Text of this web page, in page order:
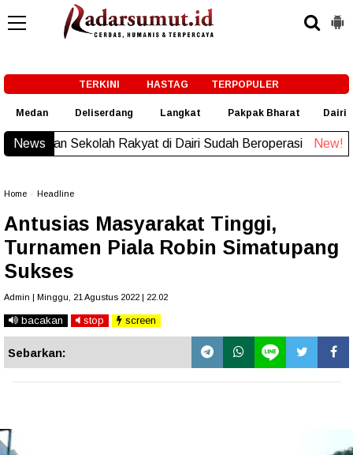
TERKINI HASTAG TERPOPULER
Medan Deliserdang Langkat Pakpak Bharat Dairi
News Sekolah Rakyat di Dairi Sudah Beroperasi New!
Home Headline
Antusias Masyarakat Tinggi,
Turnamen Piala Robin Simatupang
Sukses
Admin | Minggu, 21 Agustus 2022 | 22.02
bacakan stop screen
Sebarkan: